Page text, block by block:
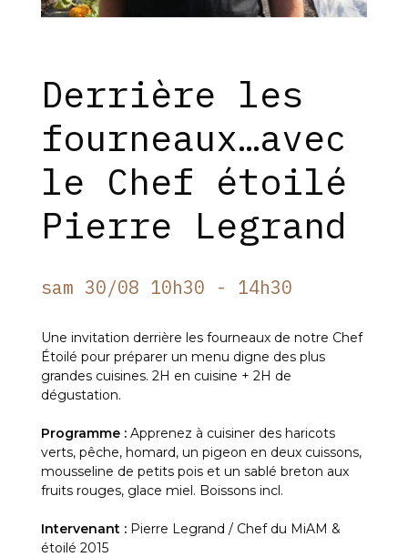
Derrière les
fourneaux…avec
le Chef étoilé
Pierre Legrand
sam 30/08 10h30 - 14h30
Une invitation derrière les fourneaux de notre Chef
Étoilé pour préparer un menu digne des plus
grandes cuisines. 2H en cuisine + 2H de
dégustation.
Programme : Apprenez à cuisiner des haricots
verts, pêche, homard, un pigeon en deux cuissons,
mousseline de petits pois et un sablé breton aux
fruits rouges, glace miel. Boissons incl.
Intervenant : Pierre Legrand / Chef du MiAM &
étoilé 2015